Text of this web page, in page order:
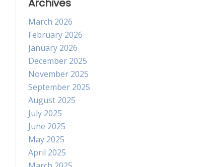
Archives
March 2026
February 2026
January 2026
December 2025
November 2025
September 2025
August 2025
July 2025
June 2025
May 2025
April 2025